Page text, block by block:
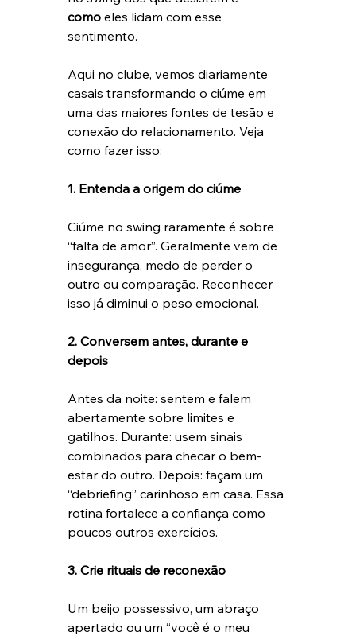
como eles lidam com esse
sentimento.
Aqui no clube, vemos diariamente
casais transformando o ciúme em
uma das maiores fontes de tesão e
conexão do relacionamento. Veja
como fazer isso:
1. Entenda a origem do ciúme
Ciúme no swing raramente é sobre
“falta de amor”. Geralmente vem de
insegurança, medo de perder o
outro ou comparação. Reconhecer
isso já diminui o peso emocional.
2. Conversem antes, durante e
depois
Antes da noite: sentem e falem
abertamente sobre limites e
gatilhos. Durante: usem sinais
combinados para checar o bem-
estar do outro. Depois: façam um
“debriefing” carinhoso em casa. Essa
rotina fortalece a confiança como
poucos outros exercícios.
3. Crie rituais de reconexão
Um beijo possessivo, um abraço
apertado ou um “você é o meu